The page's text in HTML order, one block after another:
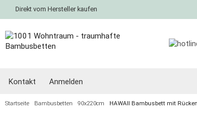
Direkt vom Hersteller kaufen
Kontakt Anmelden
Startseite Bambusbetten 90x220cm HAWAII Bambusbett mit